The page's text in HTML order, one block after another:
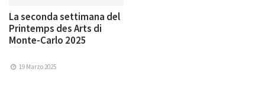
La seconda settimana del
Printemps des Arts di
Monte-Carlo 2025
19 Marzo 2025